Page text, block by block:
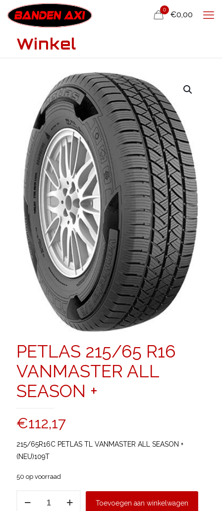
0
€0,00
Winkel
PETLAS 215/65 R16
VANMASTER ALL
SEASON +
€112,17
215/65R16C PETLAS TL VANMASTER ALL SEASON +
(NEU)109T
50 op voorraad
Toevoegen aan winkelwagen